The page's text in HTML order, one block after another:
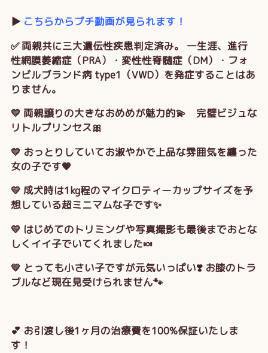
▶️ こちらからプチ動画が見られます！
✅ 両親共に三大遺伝性疾患判定済み。 一生涯、進行
性網膜萎縮症（PRA）・変性性脊髄症（DM）・フォ
ンビルブランド病 type1（VWD）を発症することはあ
りません。
💛 両親譲りの大きなおめめが魅力的💫 完璧ビジュな
リトルプリンセス🎀
💛 おっとりしていてお淑やかで上品な雰囲気を纏った
女の子です🧡
💛 成犬時は1kg程のマイクロティーカップサイズを予
想している超ミニマムな子です✨
💛 はじめてのトリミングや写真撮影も最後までおとな
しくイイ子でいてくれました🍬
💛 とっても小さい子ですが元気いっぱい❣️ お膝のトラ
ブルなど現在見受けられません🐾
💕 お引渡し後1ヶ月の治療費を100%保証いたしま
す！